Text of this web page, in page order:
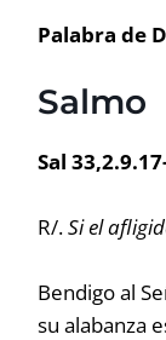
Palabra de
Salmo
Sal
R/.Si el
Bendigo al
su alabanza